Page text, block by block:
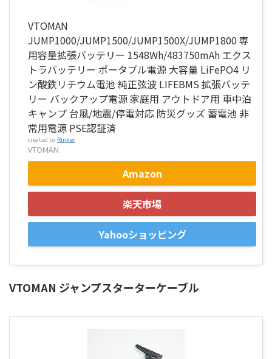
VTOMAN
JUMP1000/JUMP1500/JUMP1500X/JUMP1800 専
用容量拡張バッテリー 1548Wh/483750mAh エクス
トラバッテリー ポータブル電源 大容量 LiFePO4 リ
ン酸鉄リチウム電池 純正弦波 LIFEBMS 拡張バッテ
リー バックアップ電源 家庭用 アウトドア用 車中泊
キャンプ 台風/地震/停電対応 防災グッズ 蓄電池 非
常用電源 PSE認証済
created by Rinker
VTOMAN
Amazon
楽天市場
Yahooショッピング
VTOMAN ジャンプスターターケーブル